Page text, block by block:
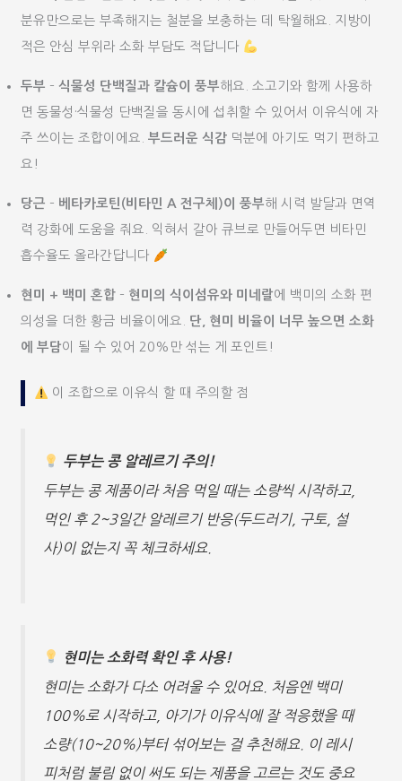
분유만으로는 부족해지는 철분을 보충하는 데 탁월해요. 지방이
적은 안심 부위라 소화 부담도 적답니다
두부 – 식물성 단백질과 칼슘이 풍부해요. 소고기와 함께 사용하
면 동물성·식물성 단백질을 동시에 섭취할 수 있어서 이유식에 자
주 쓰이는 조합이에요. 부드러운 식감 덕분에 아기도 먹기 편하고
요!
당근 – 베타카로틴(비타민 A 전구체)이 풍부해 시력 발달과 면역
력 강화에 도움을 줘요. 익혀서 갈아 큐브로 만들어두면 비타민
흡수율도 올라간답니다
현미 + 백미 혼합– 현미의 식이섬유와 미네랄에 백미의 소화 편
의성을 더한 황금 비율이에요. 단, 현미 비율이 너무 높으면 소화
에 부담이 될 수 있어 20%만 섞는 게 포인트!
이 조합으로 이유식 할 때 주의할 점
두부는 콩 알레르기 주의!
두부는 콩 제품이라 처음 먹일 때는 소량씩 시작하고,
먹인 후 2~3일간 알레르기 반응(두드러기, 구토, 설
사)이 없는지 꼭 체크하세요.
현미는 소화력 확인 후 사용!
현미는 소화가 다소 어려울 수 있어요. 처음엔 백미
100%로 시작하고, 아기가 이유식에 잘 적응했을 때
소량(10~20%)부터 섞어보는 걸 추천해요. 이 레시
피처럼 불림 없이 써도 되는 제품을 고르는 것도 중요